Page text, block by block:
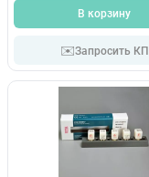
В корзину
✉️Запросить КП